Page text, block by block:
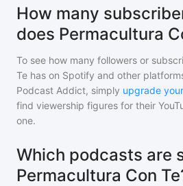
How many
does Permacultura
To see how many followers or
Te has on Spotify and other
Podcast Addict, simply upgrade
find viewership figures for their
one.
Which podcasts are
Permacultura Con